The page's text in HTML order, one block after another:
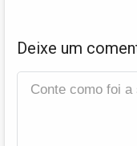
Deixe um